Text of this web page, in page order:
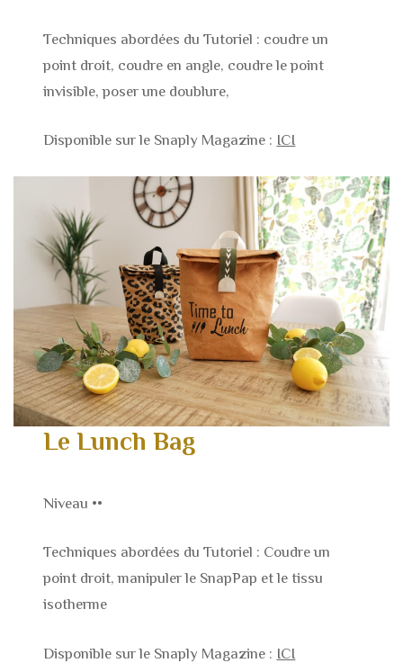
Techniques abordées du Tutoriel : coudre un
point droit, coudre en angle, coudre le point
invisible, poser une doublure,
Disponible sur le Snaply Magazine : ICI
Le Lunch Bag
Niveau ••
Techniques abordées du Tutoriel : Coudre un
point droit, manipuler le SnapPap et le tissu
isotherme
Disponible sur le Snaply Magazine : ICI